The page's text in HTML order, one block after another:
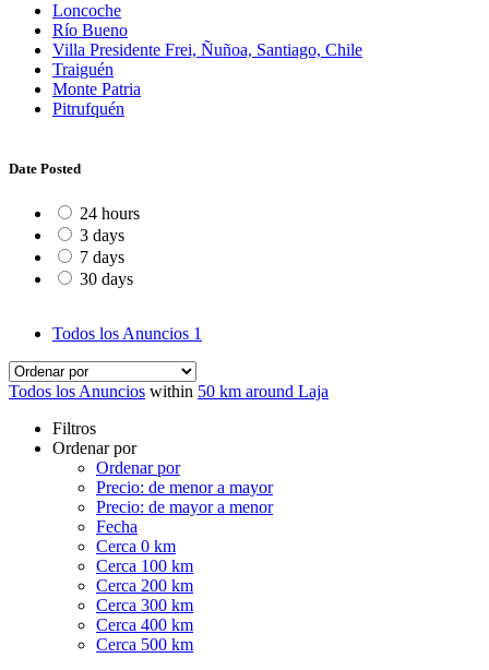
Loncoche
Río Bueno
Villa Presidente Frei, Ñuñoa, Santiago, Chile
Traiguén
Monte Patria
Pitrufquén
Date Posted
24 hours
3 days
7 days
30 days
Todos los Anuncios 1
Todos los Anuncios within 50 km around Laja
Filtros
Ordenar por
Ordenar por
Precio: de menor a mayor
Precio: de mayor a menor
Fecha
Cerca 0 km
Cerca 100 km
Cerca 200 km
Cerca 300 km
Cerca 400 km
Cerca 500 km